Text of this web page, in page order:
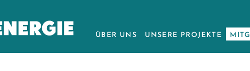
ÜBER UNS UNSERE PROJEKTE